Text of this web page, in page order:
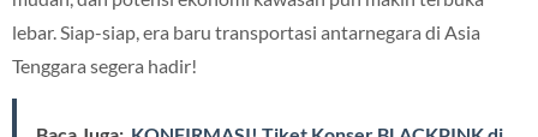
lebar. Siap-siap, era baru transportasi antarnegara di Asia
Tenggara segera hadir!